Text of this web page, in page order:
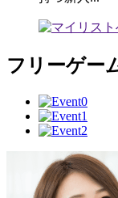
フリーゲー